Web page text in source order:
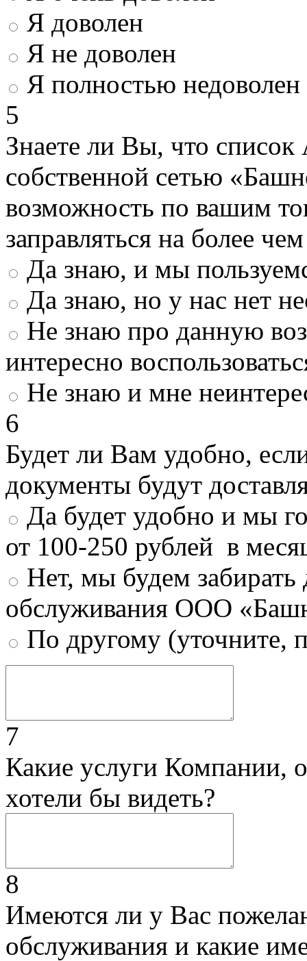
Я доволен
Я не доволен
Я полностью недоволен
5
Знаете ли Вы, что
собственной сетью
возможность по вашим
заправляться на более
Да знаю, и мы
Да знаю, но у нас нет
Не знаю про данную
интересно
Не знаю и мне
6
Будет ли Вам удобно,
документы будут
Да будет удобно и мы
от 100-250 рублей в
Нет, мы будем
обслуживания ООО
По другому (уточните,
7
Какие услуги Компании,
хотели бы видеть?
8
Имеются ли у Вас
обслуживания и какие